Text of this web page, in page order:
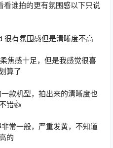
谁拍的更有氛围感以下只说
很有氛围感但是清晰度不高
焦感十足，但是我感觉很喜
算了
款机型，拍出来的清晰度也
错👍
常一般，严重发黄，不知道
的